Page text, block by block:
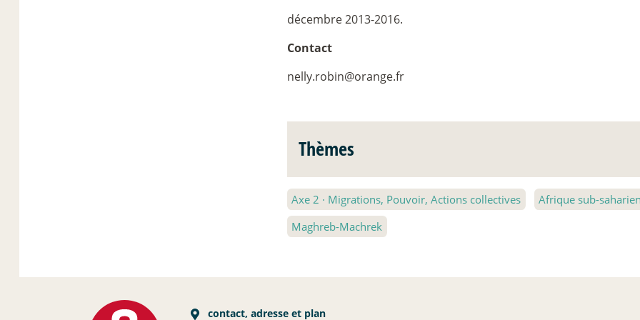
décembre 2013-2016.
Contact
nelly.robin@orange.fr
Thèmes
Axe 2 · Migrations, Pouvoir, Actions collectives Afrique sub-
Maghreb-Machrek
contact, adresse et plan